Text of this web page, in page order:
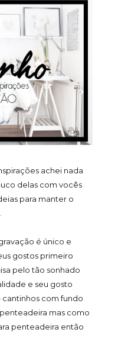
achei nada
delas com vocês
para manter o
é único e
gostos primeiro
pelo tão sonhado
e seu gosto
com fundo
mas como
penteadeira então